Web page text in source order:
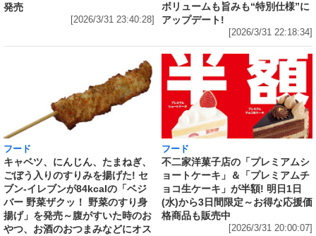
発売
[2026/3/31 23:40:28]
ボリュームも旨みも“特別仕様”に
アップデート!
[2026/3/31 22:18:34]
フード
キャベツ、にんじん、たまねぎ、
ごぼう入りのすりみを揚げた! セ
ブン‐イレブンが84kcalの「ベジ
バー 野菜ザクッ！ 野菜のすり身
揚げ」を発売～腹がすいた時のお
やつ、お酒のおつまみなどにオス
フード
不二家洋菓子店の「プレミアムシ
ョートケーキ」＆「プレミアムチ
ョコ生ケーキ」が半額! 明日1日
(水)から3日間限定～お得な応援価
格商品も販売中
[2026/3/31 20:00:07]